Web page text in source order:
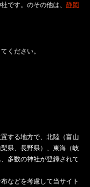
です。のその他は、 静岡
ください。
する地方で、北陸（富山
県、長野県）、東海（岐
多数の神社が登録されて
などを考慮して当サイト